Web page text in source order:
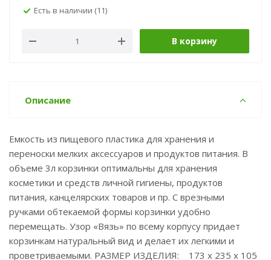
Есть в наличии (11)
В корзину
Описание
Емкость из пищевого пластика для хранения и
переноски мелких аксессуаров и продуктов питания. В
объеме 3л корзинки оптимальны для хранения
косметики и средств личной гигиены, продуктов
питания, канцелярских товаров и пр. С врезными
ручками обтекаемой формы корзинки удобно
перемещать. Узор «Вязь» по всему корпусу придает
корзинкам натуральный вид и делает их легкими и
проветриваемыми. РАЗМЕР ИЗДЕЛИЯ: 173 x 235 x 105